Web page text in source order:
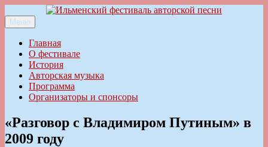
к
содержимому
Ильменский фестиваль авторской песни
Меню
Главная
О фестивале
История
Авторская музыка
Программа
Организаторы и спонсоры
«Разговор с Владимиром Путиным» в
2009 году